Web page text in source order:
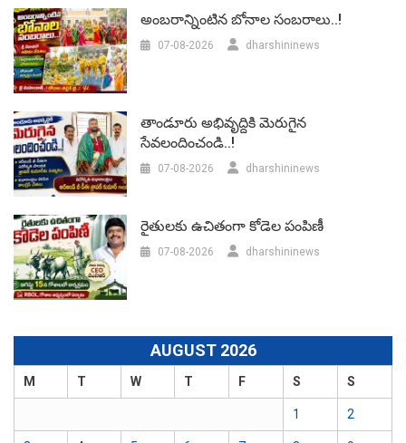
అంబరాన్నింటిన బోనాల సంబరాలు..!
07-08-2026 dharshininews
తాండూరు అభివృద్దికి మెరుగైన
సేవలందించండి..!
07-08-2026 dharshininews
రైతులకు ఉచితంగా కోడెల పంపిణీ
07-08-2026 dharshininews
AUGUST 2026
M T W T F S S
1 2